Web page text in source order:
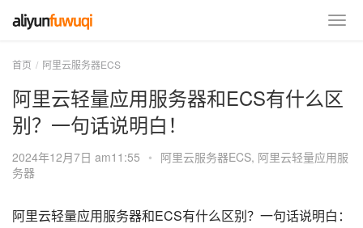
首页 阿里云服务器ECS
阿里云轻量应用服务器和ECS有什么区
别？一句话说明白！
2024年12月7日 am11:55 • 阿里云服务器ECS, 阿里云轻量应用服
务器
阿里云轻量应用服务器和ECS有什么区别？一句话说明白：